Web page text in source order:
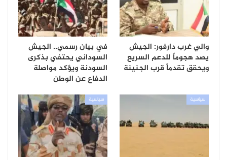
والي غرب دارفور: الجيش
يصد هجوماً للدعم السريع
ويحقق تقدماً قرب الجنينة
في بيان رسمي.. الجيش
السوداني يحتفي بذكرى
السودنة ويؤكد مواصلة
الدفاع عن الوطن
سياسية سياسية